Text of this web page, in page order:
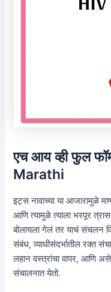
एच आय व्ही फुल
Marathi
इट्स नावाच्या या आजारामुळे
आणि त्यामुळे त्याला भरपूर त्रास
बोलायला गेलं तर याचं संचलन
संबंध, व्याधीसंदर्भातील रक्त
लहान वस्त्रांचा वापर, आणि
संचालनात येतो.